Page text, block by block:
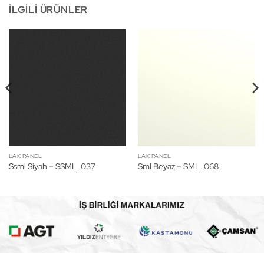
İLGILI ÜRÜNLER
LAK PANEL
Ssml Siyah – SSML_037
LAK PANEL
Sml Beyaz – SML_068